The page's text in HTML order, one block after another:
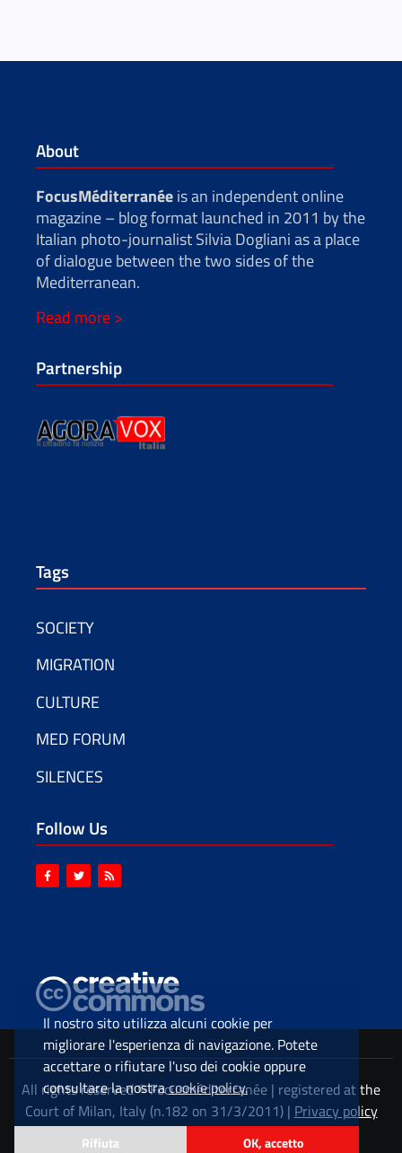
About
FocusMéditerranéeis an independent online
magazine – blog format launched in 2011 by the
Italian photo-journalist Silvia Dogliani as a place
of dialogue between the two sides of the
Mediterranean.
Read more >
Partnership
Tags
SOCIETY
MIGRATION
CULTURE
MED FORUM
SILENCES
Follow Us
All rights reserved © Focusméditerranée | registered at the
Court of Milan, Italy (n.182 on 31/3/2011) | Privacy policy
Il nostro sito utilizza alcuni cookie per
migliorare l'esperienza di navigazione. Potete
accettare o rifiutare l'uso dei cookie oppure
consultare la nostracookie policy.
Rifiuta OK, accetto